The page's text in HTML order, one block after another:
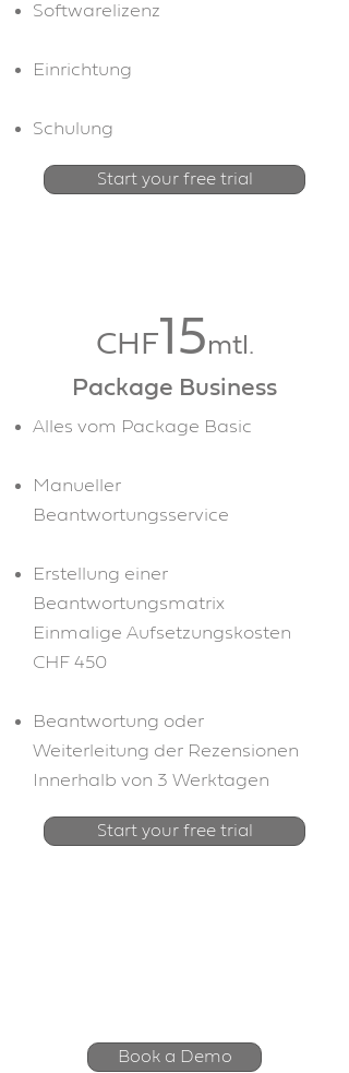
Softwarelizenz
Einrichtung
Schulung
Start your free trial
CHF15mtl.
Package Business
Alles vom Package Basic
Manueller
Beantwortungsservice
Erstellung einer
Beantwortungsmatrix
Einmalige Aufsetzungskosten
CHF 450
Beantwortung oder
Weiterleitung der Rezensionen
Innerhalb von 3 Werktagen
Start your free trial
Book a Demo